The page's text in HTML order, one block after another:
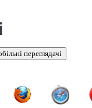
переглядачі